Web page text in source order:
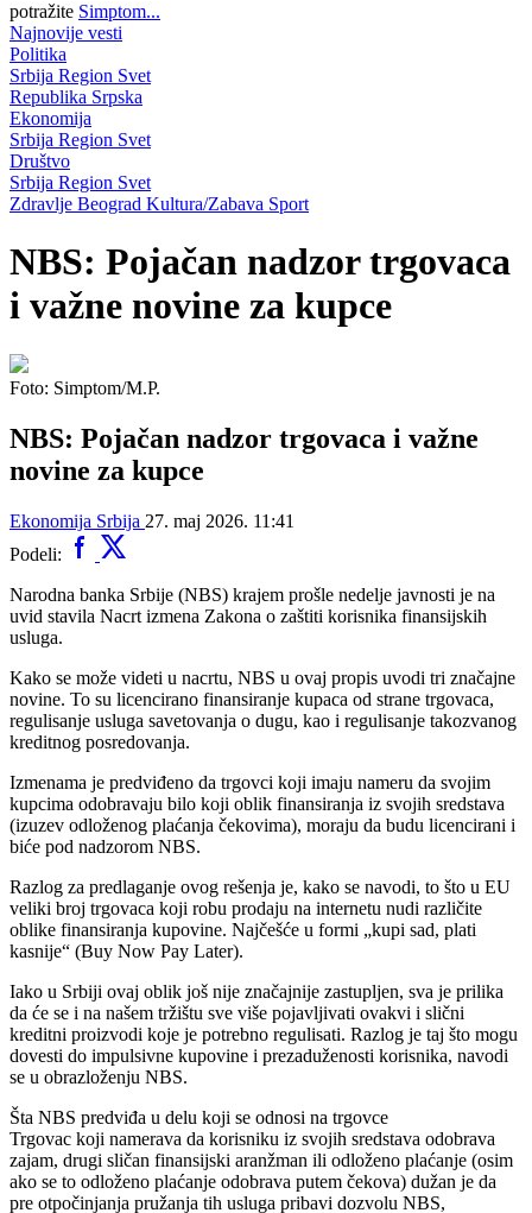
potražite Simptom...
Najnovije vesti
Politika
Srbija Region Svet
Republika Srpska
Ekonomija
Srbija Region Svet
Društvo
Srbija Region Svet
Zdravlje Beograd Kultura/Zabava Sport
NBS: Pojačan nadzor trgovaca
i važne novine za kupce
Foto: Simptom/M.P.
NBS: Pojačan nadzor trgovaca i važne
novine za kupce
Ekonomija Srbija 27. maj 2026. 11:41
Podeli:
Narodna banka Srbije (NBS) krajem prošle nedelje javnosti je na
uvid stavila Nacrt izmena Zakona o zaštiti korisnika finansijskih
usluga.
Kako se može videti u nacrtu, NBS u ovaj propis uvodi tri značajne
novine. To su licencirano finansiranje kupaca od strane trgovaca,
regulisanje usluga savetovanja o dugu, kao i regulisanje takozvanog
kreditnog posredovanja.
Izmenama je predviđeno da trgovci koji imaju nameru da svojim
kupcima odobravaju bilo koji oblik finansiranja iz svojih sredstava
(izuzev odloženog plaćanja čekovima), moraju da budu licencirani i
biće pod nadzorom NBS.
Razlog za predlaganje ovog rešenja je, kako se navodi, to što u EU
veliki broj trgovaca koji robu prodaju na internetu nudi različite
oblike finansiranja kupovine. Najčešće u formi „kupi sad, plati
kasnije“ (Buy Now Pay Later).
Iako u Srbiji ovaj oblik još nije značajnije zastupljen, sva je prilika
da će se i na našem tržištu sve više pojavljivati ovakvi i slični
kreditni proizvodi koje je potrebno regulisati. Razlog je taj što mogu
dovesti do impulsivne kupovine i prezaduženosti korisnika, navodi
se u obrazloženju NBS.
Šta NBS predviđa u delu koji se odnosi na trgovce
Trgovac koji namerava da korisniku iz svojih sredstava odobrava
zajam, drugi sličan finansijski aranžman ili odloženo plaćanje (osim
ako se to odloženo plaćanje odobrava putem čekova) dužan je da
pre otpočinjanja pružanja tih usluga pribavi dozvolu NBS,